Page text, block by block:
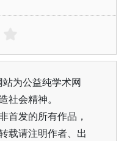
为公益纯学术网
社会精神。
首发的所有作品，
载请注明作者、出